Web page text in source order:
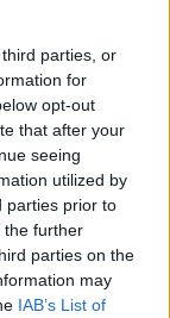
parties, or
for
opt-out
that after your
seeing
utilized by
parties prior to
the further
parties on the
may
IAB’s List of
Spoiler: «δεν